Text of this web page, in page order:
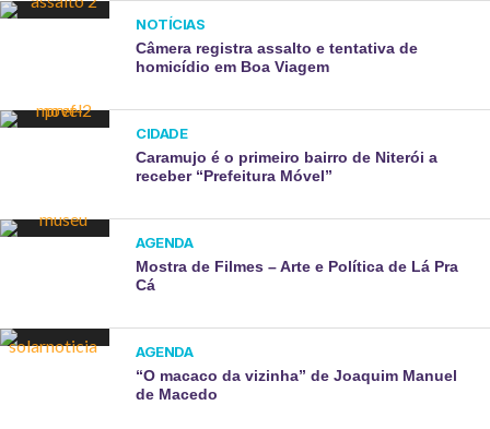
NOTÍCIAS
Câmera registra assalto e tentativa de
homicídio em Boa Viagem
CIDADE
Caramujo é o primeiro bairro de Niterói a
receber “Prefeitura Móvel”
AGENDA
Mostra de Filmes – Arte e Política de Lá Pra
Cá
AGENDA
“O macaco da vizinha” de Joaquim Manuel
de Macedo